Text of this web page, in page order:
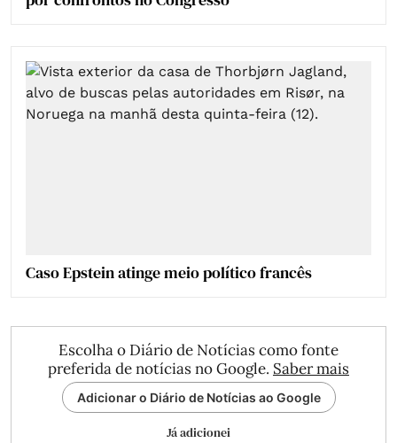
Caso Epstein atinge meio político francês
Escolha o Diário de Notícias como fonte
preferida de notícias no Google. Saber mais
Adicionar o Diário de Notícias ao Google
Já adicionei